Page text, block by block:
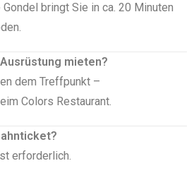
bringt Sie in ca. 20 Minuten
mieten?
dem Treffpunkt –
Colors Restaurant.
erforderlich.